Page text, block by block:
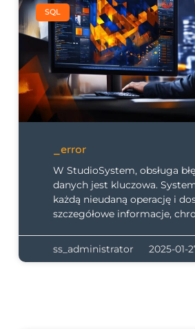
SQL
_error
W StudioSystem, obsługa
danych jest kluczowa.
każdą nieudaną operację i
szczegółowe informacje,
ss_administrator 2025-01-